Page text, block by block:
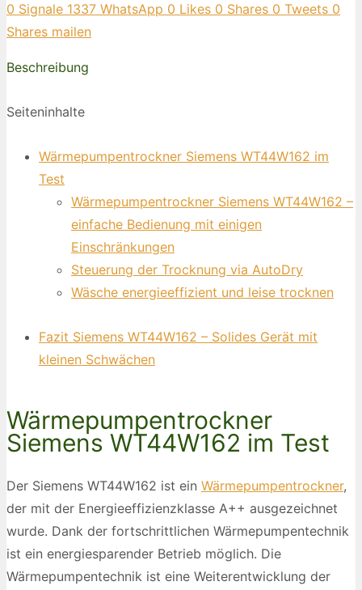
0 Signale 1337 WhatsApp 0 Likes 0 Shares 0 Tweets 0
Shares mailen
Beschreibung
Seiteninhalte
Wärmepumpentrockner Siemens WT44W162 im
Test
Wärmepumpentrockner Siemens WT44W162 –
einfache Bedienung mit einigen
Einschränkungen
Steuerung der Trocknung via AutoDry
Wäsche energieeffizient und leise trocknen
Fazit Siemens WT44W162 – Solides Gerät mit
kleinen Schwächen
Wärmepumpentrockner
Siemens WT44W162 im Test
Der Siemens WT44W162 ist ein Wärmepumpentrockner,
der mit der Energieeffizienzklasse A++ ausgezeichnet
wurde. Dank der fortschrittlichen Wärmepumpentechnik
ist ein energiesparender Betrieb möglich. Die
Wärmepumpentechnik ist eine Weiterentwicklung der